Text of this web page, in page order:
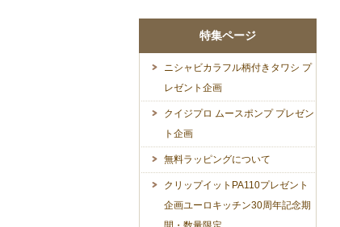
特集ページ
ニシャビカラフル柄付きタワシ プ
レゼント企画
クイジプロ ムースポンプ プレゼン
ト企画
無料ラッピングについて
クリップイットPA110プレゼント
企画ユーロキッチン30周年記念期